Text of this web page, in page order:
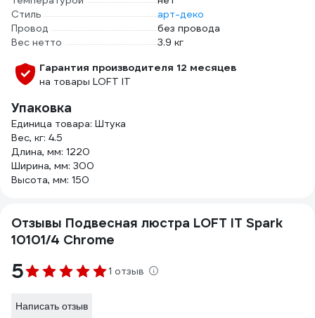
Стиль
арт-деко
Провод
без провода
Вес нетто
3.9 кг
Гарантия производителя 12 месяцев
на товары LOFT IT
Упаковка
Единица товара: Штука
Вес, кг: 4.5
Длина, мм: 1220
Ширина, мм: 300
Высота, мм: 150
Отзывы Подвесная люстра LOFT IT Spark
10101/4 Chrome
5 1 отзыв
Написать отзыв